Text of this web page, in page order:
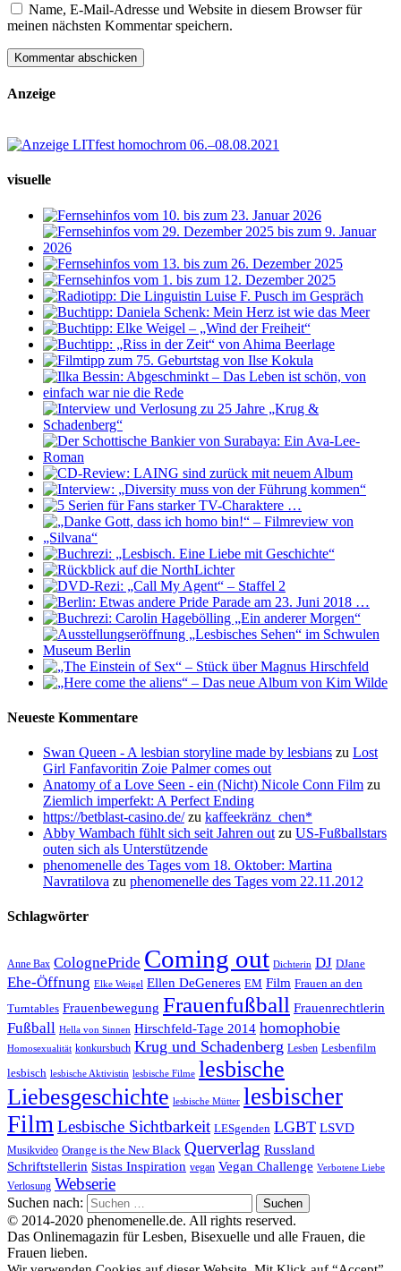
Name, E-Mail-Adresse und Website in diesem Browser für
meinen nächsten Kommentar speichern.
Anzeige
visuelle
Neueste Kommentare
Swan Queen - A lesbian storyline made by lesbians zu Lost
Girl Fanfavoritin Zoie Palmer comes out
Anatomy of a Love Seen - ein (Nicht) Nicole Conn Film zu
Ziemlich imperfekt: A Perfect Ending
https://betblast-casino.de/zu kaffeekränz_chen*
Abby Wambach fühlt sich seit Jahren out zu US-Fußballstars
outen sich als Unterstützende
phenomenelle des Tages vom 18. Oktober: Martina
Navratilova zu phenomenelle des Tages vom 22.11.2012
Schlagwörter
Anne Bax ColognePride Coming out Dichterin DJ DJane
Ehe-Öffnung Elke Weigel Ellen DeGeneres EM Film Frauen an den
Turntables Frauenbewegung Frauenfußball Frauenrechtlerin
Fußball Hella von Sinnen Hirschfeld-Tage 2014 homophobie
Homosexualität konkursbuch Krug und Schadenberg Lesben Lesbenfilm
lesbisch lesbische Aktivistin lesbische Filme lesbische
Liebesgeschichte lesbische Mütter lesbischer
Film Lesbische Sichtbarkeit LESgenden LGBT LSVD
Musikvideo Orange is the New Black Querverlag Russland
Schriftstellerin Sistas Inspiration vegan Vegan Challenge Verbotene Liebe
Verlosung Webserie
Suchen nach:
© 2014-2020 phenomenelle.de. All rights reserved.
Das Onlinemagazin für Lesben, Bisexuelle und alle Frauen, die
Frauen lieben.